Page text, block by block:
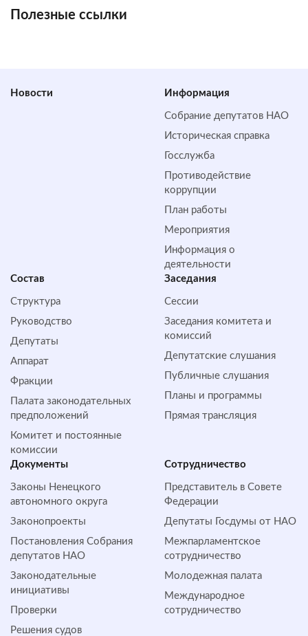
Полезные ссылки
Новости Информация
Собрание депутатов НАО
Историческая справка
Госслужба
Противодействие
коррупции
План работы
Мероприятия
Информация о
деятельности
Состав
Структура
Руководство
Депутаты
Аппарат
Фракции
Палата законодательных
предположений
Комитет и постоянные
комиссии
Заседания
Сессии
Заседания комитета и
комиссий
Депутатские слушания
Публичные слушания
Планы и программы
Прямая трансляция
Документы
Законы Ненецкого
автономного округа
Законопроекты
Постановления Собрания
депутатов НАО
Законодательные
инициативы
Проверки
Решения судов
Сотрудничество
Представитель в Совете
Федерации
Депутаты Госдумы от НАО
Межпарламентское
сотрудничество
Молодежная палата
Международное
сотрудничество